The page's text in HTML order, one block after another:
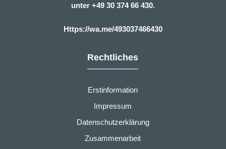
unter +49 30 374 66 430.
Https://wa.me/493037466430
Rechtliches
Erstinformation
Impressum
Datenschutzerklärung
Zusammenarbeit